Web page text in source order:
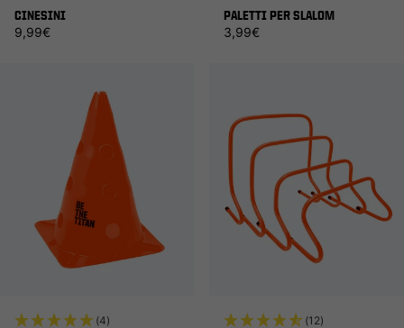
CINESINI
Prezzo di listino
9,99€
PALETTI PER SLALOM
Prezzo di listino
3,99€
(4) (12)